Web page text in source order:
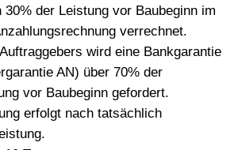
30% der Leistung vor Baubeginn im
verrechnet.
wird eine Bankgarantie
AN) über 70% der
vor Baubeginn gefordert.
erfolgt nach tatsächlich